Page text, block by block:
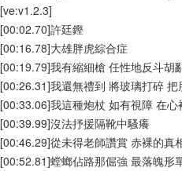
[ve:v1.2.3]
[00:02.70]許廷鏗
[00:16.78]大雄胖虎綜合症
[00:19.79]我有縮細槍 任性地反斗胡
[00:26.31]我還無禮到 將玻璃打碎 把
[00:33.06]我這種炮杖 如有視障 在心
[00:39.99]沒法抒援隔靴中騷癢
[00:46.29]從未得老師讚賞 赤裸的真
[00:52.81]螳螂佔路那倔強 最落魄形